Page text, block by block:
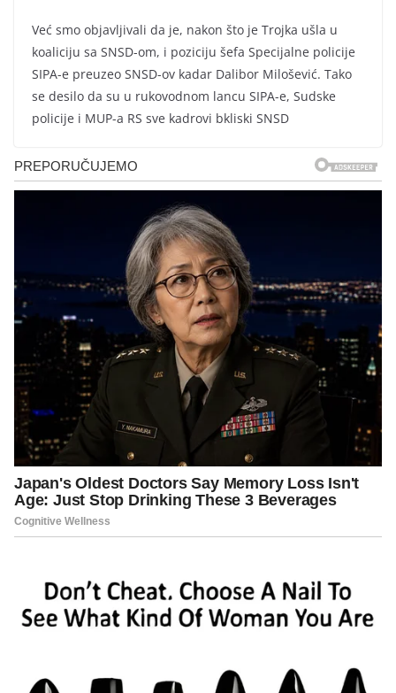
Već smo objavljivali da je, nakon što je Trojka ušla u
koaliciju sa SNSD-om, i poziciju šefa Specijalne policije
SIPA-e preuzeo SNSD-ov kadar Dalibor Milošević. Tako
se desilo da su u rukovodnom lancu SIPA-e, Sudske
policije i MUP-a RS sve kadrovi bkliski SNSD